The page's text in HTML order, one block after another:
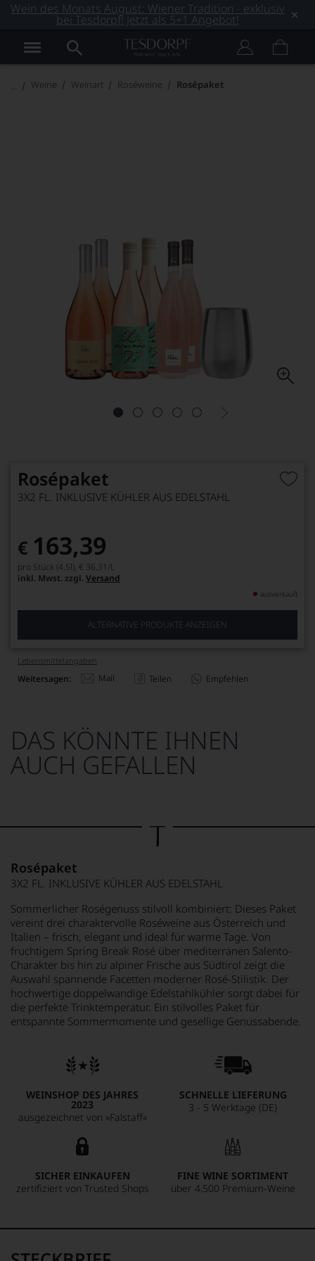
Wein des Monats August: Wiener Tradition - exklusiv
bei Tesdorpf! Jetzt als 5+1 Angebot!
Weine Weinart Roséweine Rosépaket
Rosépaket
3X2 FL. INKLUSIVE KÜHLER AUS EDELSTAHL
€ 163,39
pro Stück (4.5l), € 36,31/L
inkl. Mwst. zzgl. Versand
ausverkauft
ALTERNATIVE PRODUKTE ANZEIGEN
Lebensmittel­angaben
Weitersagen: Mail Teilen Empfehlen
DAS KÖNNTE IHNEN
AUCH GEFALLEN
Rosépaket
3X2 FL. INKLUSIVE KÜHLER AUS EDELSTAHL
Sommerlicher Roségenuss stilvoll kombiniert: Dieses Paket
vereint drei charaktervolle Roséweine aus Österreich und
Italien – frisch, elegant und ideal für warme Tage. Von
fruchtigem Spring Break Rosé über mediterranen Salento-
Charakter bis hin zu alpiner Frische aus Südtirol zeigt die
Auswahl spannende Facetten moderner Rosé-Stilistik. Der
hochwertige doppelwandige Edelstahlkühler sorgt dabei für
die perfekte Trinktemperatur. Ein stilvolles Paket für
entspannte Sommermomente und gesellige Genussabende.
WEINSHOP DES JAHRES
2023
ausgezeichnet von »Falstaff«
SCHNELLE LIEFERUNG
3 - 5 Werktage (DE)
SICHER EINKAUFEN
zertifiziert von Trusted Shops
FINE WINE SORTIMENT
über 4.500 Premium-Weine